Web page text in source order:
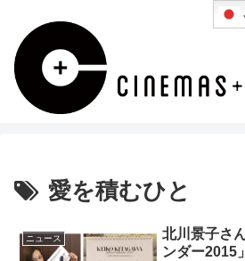
愛を積むひと
ニュース
北川景子さ
ンダー2015